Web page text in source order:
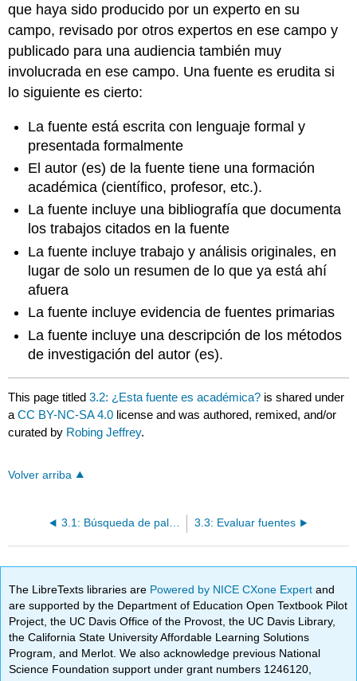
que haya sido producido por un experto en su
campo, revisado por otros expertos en ese campo y
publicado para una audiencia también muy
involucrada en ese campo. Una fuente es erudita si
lo siguiente es cierto:
La fuente está escrita con lenguaje formal y
presentada formalmente
El autor (es) de la fuente tiene una formación
académica (científico, profesor, etc.).
La fuente incluye una bibliografía que documenta
los trabajos citados en la fuente
La fuente incluye trabajo y análisis originales, en
lugar de solo un resumen de lo que ya está ahí
afuera
La fuente incluye evidencia de fuentes primarias
La fuente incluye una descripción de los métodos
de investigación del autor (es).
This page titled3.2: ¿Esta fuente es académica? is shared under
aCC BY-NC-SA 4.0 license and was authored, remixed, and/or
curated by Robing Jeffrey.
Volver arriba
3.1: Búsqueda de palabras clave: ¡Hazlo mejor! 3.3: Evaluar fuentes
The LibreTexts libraries are Powered by NICE CXone Expertand
are supported by the Department of Education Open Textbook Pilot
Project, the UC Davis Office of the Provost, the UC Davis Library,
the California State University Affordable Learning Solutions
Program, and Merlot. We also acknowledge previous National
Science Foundation support under grant numbers 1246120,